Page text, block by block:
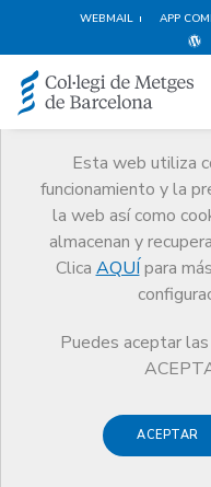
WEBMAIL APP
Esta web utiliza
funcionamiento y la
la web así como
almacenan y
Clica AQUÍ para
Puedes aceptar
ACEPTAR
Premios
El CoMB
Guardonat